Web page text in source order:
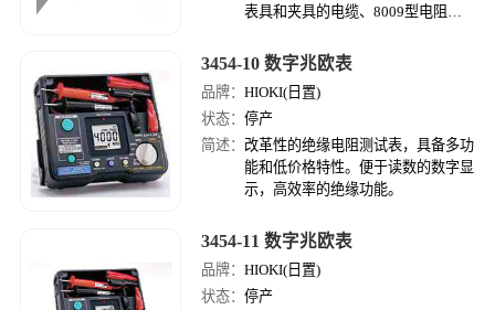
表具和夹具的电缆、8009型电阻率
材料样本用于检验系统操作。
3454-10 数字兆欧表
品牌：HIOKI(日置)
状态：停产
简述： 改革性的绝缘电阻测试表，具备多功
能和低价格特性。便于读数的数字显
示，高效率的绝缘功能。
3454-11 数字兆欧表
品牌：HIOKI(日置)
状态：停产